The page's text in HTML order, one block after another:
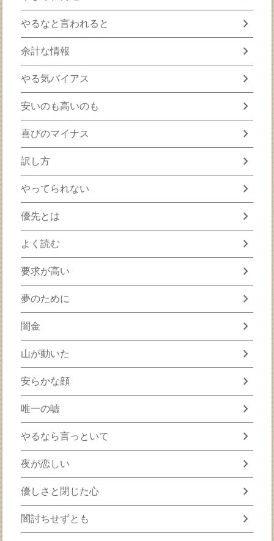
やるなと言われると chevron_right
余計な情報 chevron_right
やる気バイアス chevron_right
安いのも高いのも chevron_right
喜びのマイナス chevron_right
訳し方 chevron_right
やってられない chevron_right
優先とは chevron_right
よく読む chevron_right
要求が高い chevron_right
夢のために chevron_right
闇金 chevron_right
山が動いた chevron_right
安らかな顔 chevron_right
唯一の嘘 chevron_right
やるなら言っといて chevron_right
夜が恋しい chevron_right
優しさと閉じた心 chevron_right
闇討ちせずとも chevron_right